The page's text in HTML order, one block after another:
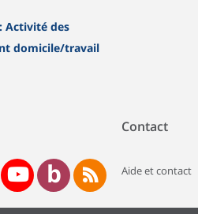
Activité des
domicile/travail
Contact
Aide et contact